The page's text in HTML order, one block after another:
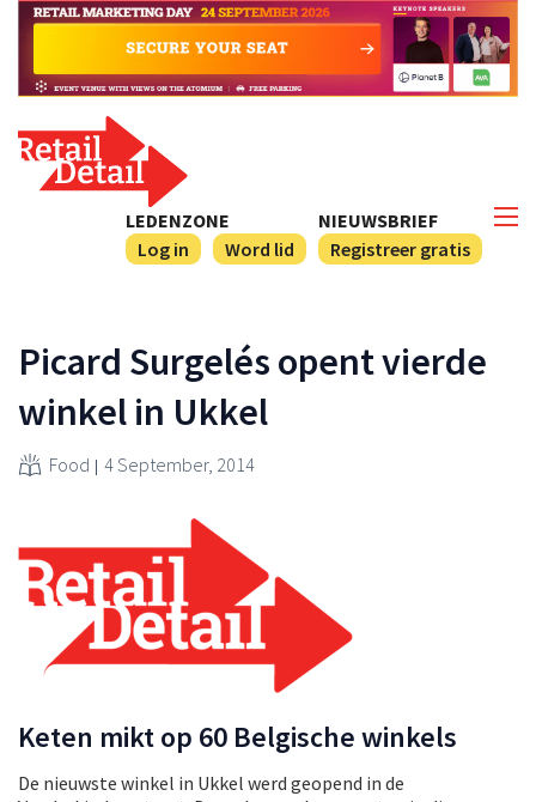
NIEUWSBRIEF
Registreer gratis
LEDENZONE
Log in
Word lid
Picard Surgelés opent vierde
winkel in Ukkel
Food 4 September, 2014
Keten mikt op 60 Belgische winkels
De nieuwste winkel in Ukkel werd geopend in de